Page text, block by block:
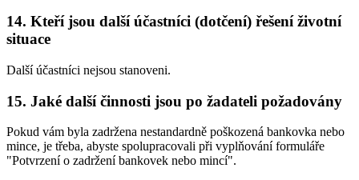
14. Kteří jsou další účastníci (dotčení) řešení životní
situace
Další účastníci nejsou stanoveni.
15. Jaké další činnosti jsou po žadateli požadovány
Pokud vám byla zadržena nestandardně poškozená bankovka nebo
mince, je třeba, abyste spolupracovali při vyplňování formuláře
"Potvrzení o zadržení bankovek nebo mincí".